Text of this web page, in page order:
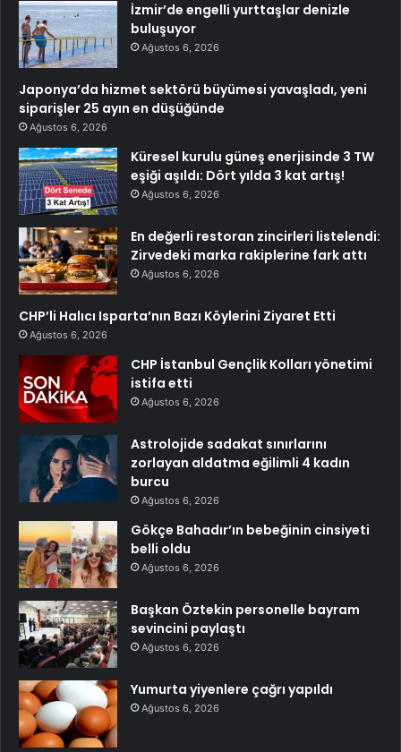
İzmir’de engelli yurttaşlar denizle
buluşuyor
Ağustos 6, 2026
Japonya’da hizmet sektörü büyümesi yavaşladı, yeni
siparişler 25 ayın en düşüğünde
Ağustos 6, 2026
Küresel kurulu güneş enerjisinde 3 TW
eşiği aşıldı: Dört yılda 3 kat artış!
Ağustos 6, 2026
En değerli restoran zincirleri listelendi:
Zirvedeki marka rakiplerine fark attı
Ağustos 6, 2026
CHP’li Halıcı Isparta’nın Bazı Köylerini Ziyaret Etti
Ağustos 6, 2026
CHP İstanbul Gençlik Kolları yönetimi
istifa etti
Ağustos 6, 2026
Astrolojide sadakat sınırlarını
zorlayan aldatma eğilimli 4 kadın
burcu
Ağustos 6, 2026
Gökçe Bahadır’ın bebeğinin cinsiyeti
belli oldu
Ağustos 6, 2026
Başkan Öztekin personelle bayram
sevincini paylaştı
Ağustos 6, 2026
Yumurta yiyenlere çağrı yapıldı
Ağustos 6, 2026